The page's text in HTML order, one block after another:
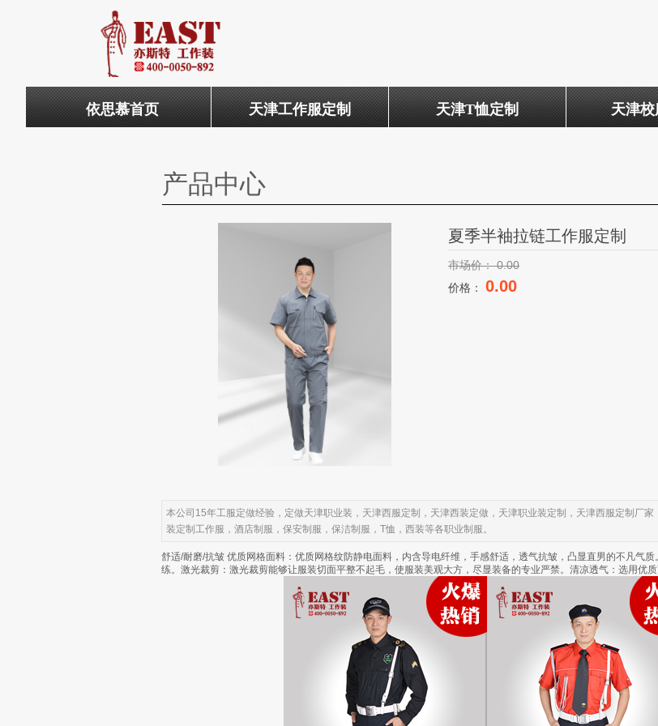
依思慕首页 天津工作服定制 天津T恤定制 天津校
产品中心
夏季半袖拉链工作服定制
市场价：0.00
价格： 0.00
本公司15年工服定做经验，定做天津职业装，天津西服定制，天津西装定做，天津职业装定制，天津西服定制厂
装定制工作服，酒店制服，保安制服，保洁制服，T恤，西装等各职业制服。
舒适/耐磨/抗皱 优质网格面料：优质网格纹防静电面料，内含导电纤维，手感舒适，透气抗皱，凸显直男的不凡气
练。激光裁剪：激光裁剪能够让服装切面平整不起毛，使服装美观大方，尽显装备的专业严禁。清凉透气：选用优